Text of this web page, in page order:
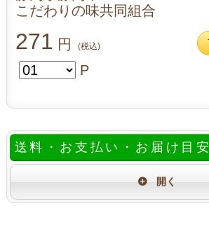
こだわりの味共同組合
271 円 (税込)
P
送料・お支払い・お届け目安